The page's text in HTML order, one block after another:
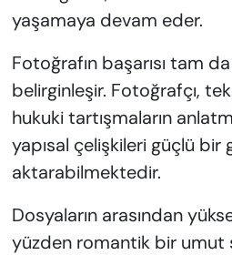
yaşamaya devam eder.
Fotoğrafın başarısı tam
belirginleşir. Fotoğrafçı,
hukuki tartışmaların
yapısal çelişkileri güçlü bir
aktarabilmektedir.
Dosyaların arasından
yüzden romantik bir umut